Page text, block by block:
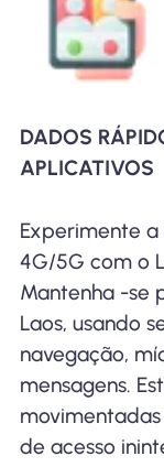
DADOS
APLICATIVOS
Experimente
4G/5G com o
Mantenha -se
Laos, usando
navegação,
mensagens.
de acesso